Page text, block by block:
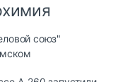
союз"